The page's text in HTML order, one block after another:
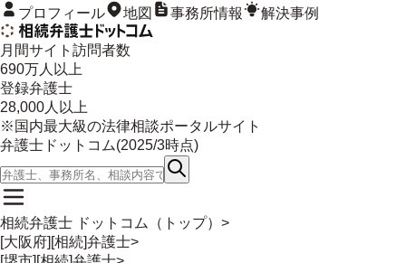
プロフィール 地図 事務所情報 解決事例
月間サイト訪問者数
690万人以上
登録弁護士
28,000人以上
※国内最大級の法律相談ポータルサイト
弁護士ドットコム(2025/3時点)
相続弁護士 ドットコム（トップ） >
[大阪府][相続]弁護士>